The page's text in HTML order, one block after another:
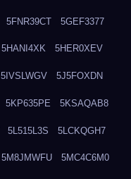
5FNR39CT 5GEF3377
5HANI4XK 5HER0XEV
5IVSLWGV 5J5FOXDN
5KP635PE 5KSAQAB8
5L515L3S 5LCKQGH7
5M8JMWFU 5MC4C6M0